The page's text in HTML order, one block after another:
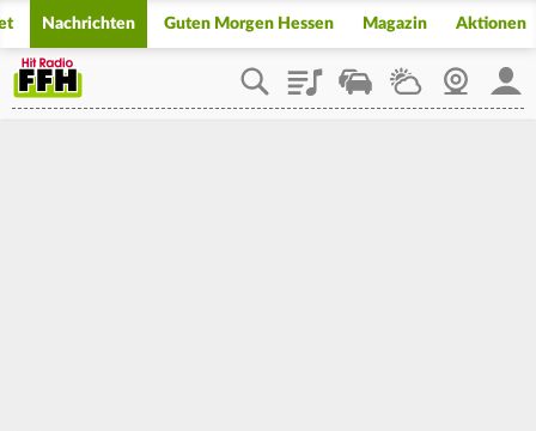
Nachrichten Guten Morgen Hessen Magazin Aktionen
PlaylistStaupilotWetterWebcam